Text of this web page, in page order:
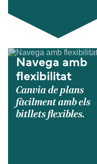
Navega amb
flexibilitat
Canvia de plans
fàcilment amb els
bitllets flexibles.